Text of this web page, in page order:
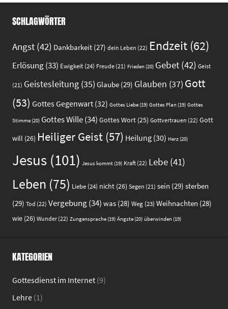
SCHLAGWÖRTER
Angst (42) Dankbarkeit (27) dein Leben (22) Endzeit (62)
Erlösung(33) Ewigkeit (24) Freude (21) Frieden (20) Gebet (42) Geist
(21) Geistesleitung (35) Glaube (29) Glauben (37) Gott
(53) Gottes Gegenwart (32) Gottes Liebe (19) Gottes Plan (19) Gottes
Stimme (20) Gottes Wille(34) Gottes Wort (25) Gottvertrauen (22) Gott
will (26) Heiliger Geist (57) Heilung (30) Herz (20)
Jesus (101) Jesus kommt (19) Kraft (22) Lebe (41)
Leben (75) Liebe (24) nicht (26) Segen (21) sein (29) sterben
(29) Tod (22) Vergebung(34) was (28) Weg (23) Weihnachten (28)
wie (26) Wunder (22) Zungensprache (19) Ängste (20) überwinden (19)
KATEGORIEN
Gottesdienst im Internet (9)
Lehre (1)